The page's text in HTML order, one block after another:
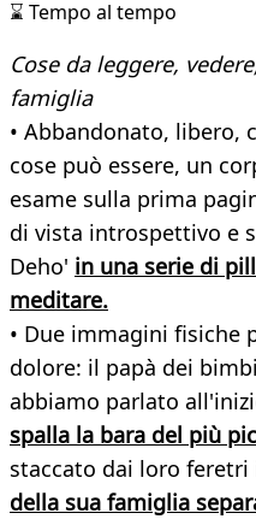
⌛ Tempo al tempo
Cose da leggere,
famiglia
• Abbandonato, libero,
cose può essere, un
esame sulla prima
di vista introspettivo e
Deho' in una serie di
meditare.
• Due immagini fisiche
dolore: il papà dei
abbiamo parlato
spalla la bara del più
staccato dai loro feretri
della sua famiglia